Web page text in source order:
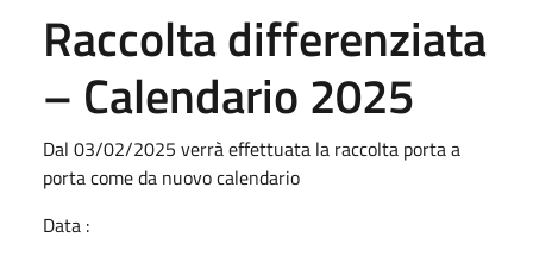
Raccolta differenziata
– Calendario 2025
Dal 03/02/2025 verrà effettuata la raccolta porta a
porta come da nuovo calendario
Data :